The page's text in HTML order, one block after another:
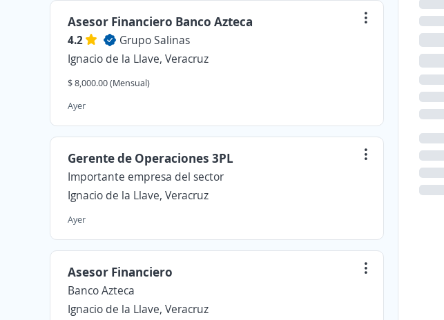
Asesor Financiero Banco Azteca
4.2
Grupo Salinas
Ignacio de la Llave, Veracruz
$ 8,000.00 (Mensual)
Ayer
Gerente de Operaciones 3PL
Importante empresa del sector
Ignacio de la Llave, Veracruz
Ayer
Asesor Financiero
Banco Azteca
Ignacio de la Llave, Veracruz